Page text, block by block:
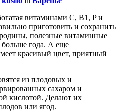
витаминами С, B1, P и
приготовить и сохранить
полезные витаминные
больше года. А еще
красивый цвет, приятный
из плодовых и
сахаром и
кислотой. Делают их
или ягод.